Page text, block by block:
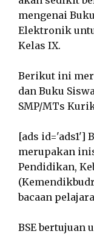
mengenai
Elektronik
Kelas IX.
Berikut ini
dan Buku
SMP/MTs
[ads id='ads1']
merupakan
Pendidikan,
bacaan
BSE bertujuan